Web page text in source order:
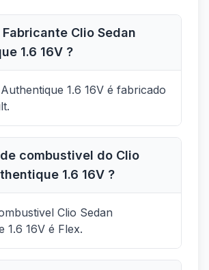
Fabricante Clio Sedan
1.6 16V ?
1.6 16V é fabricado
combustivel do Clio
1.6 16V ?
Clio Sedan
1.6 16V é Flex.